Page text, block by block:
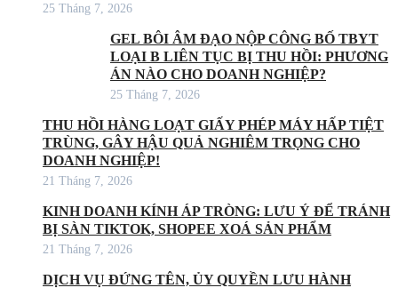
25 Tháng 7, 2026
GEL BÔI ÂM ĐẠO NỘP CÔNG BỐ TBYT
LOẠI B LIÊN TỤC BỊ THU HỒI: PHƯƠNG
ÁN NÀO CHO DOANH NGHIỆP?
25 Tháng 7, 2026
THU HỒI HÀNG LOẠT GIẤY PHÉP MÁY HẤP TIỆT
TRÙNG, GÂY HẬU QUẢ NGHIÊM TRỌNG CHO
DOANH NGHIỆP!
21 Tháng 7, 2026
KINH DOANH KÍNH ÁP TRÒNG: LƯU Ý ĐỂ TRÁNH
BỊ SÀN TIKTOK, SHOPEE XOÁ SẢN PHẨM
21 Tháng 7, 2026
DỊCH VỤ ĐỨNG TÊN, ỦY QUYỀN LƯU HÀNH